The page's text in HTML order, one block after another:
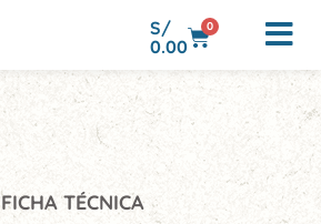
S/
0.00
0
FICHA TÉCNICA